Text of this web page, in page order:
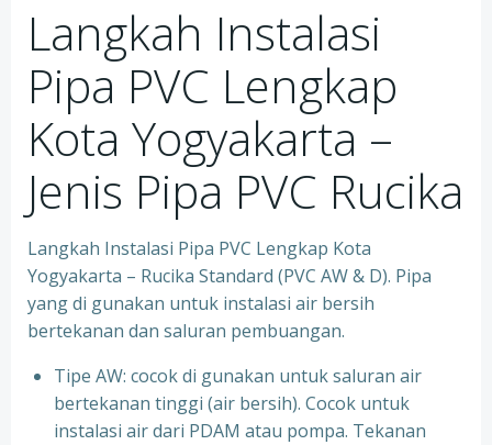
Langkah Instalasi
Pipa PVC Lengkap
Kota Yogyakarta –
Jenis Pipa PVC Rucika
Langkah Instalasi Pipa PVC Lengkap Kota
Yogyakarta – Rucika Standard (PVC AW & D). Pipa
yang di gunakan untuk instalasi air bersih
bertekanan dan saluran pembuangan.
Tipe AW: cocok di gunakan untuk saluran air
bertekanan tinggi (air bersih). Cocok untuk
instalasi air dari PDAM atau pompa. Tekanan